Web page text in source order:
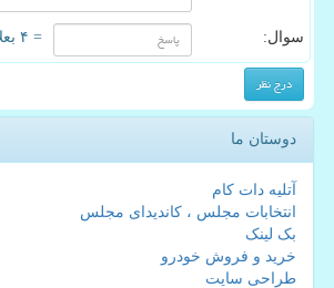
سوال: = ۴ بعلاوه ۲
دوستان ما
آتلیه دات کام
انتخابات مجلس ، کاندیدای مجلس
بک لینک
خرید و فروش خودرو
طراحی سایت